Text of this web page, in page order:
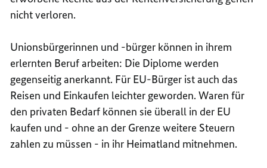
nicht verloren.
Unionsbürgerinnen und -bürger können in ihrem
erlernten Beruf arbeiten: Die Diplome werden
gegenseitig anerkannt. Für EU-Bürger ist auch das
Reisen und Einkaufen leichter geworden. Waren für
den privaten Bedarf können sie überall in der EU
kaufen und - ohne an der Grenze weitere Steuern
zahlen zu müssen - in ihr Heimatland mitnehmen.